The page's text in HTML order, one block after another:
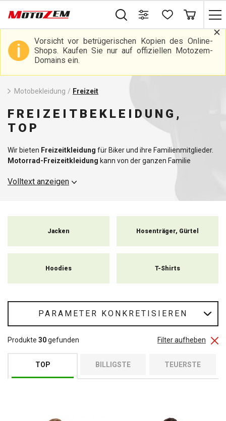
Vorsicht vor betrügerischen Kopien des Online-
Shops. Kaufen Sie nur auf offiziellen Motozem-
Domains ein.
Motobekleidung / Freizeit
FREIZEITBEKLEIDUNG,
TOP
Wir bieten Freizeitkleidung für Biker und ihre Familienmitglieder.
Motorrad-Freizeitkleidung kann von der ganzen Familie
Jacken, Unterwäsche, Socken,
beheizbare Kleidung, die im Winter ein Muss ist. Bei kälterem
Volltext anzeigen
Jacken Hosenträger, Gürtel
Hoodies T-Shirts
PARAMETER KONKRETISIEREN
Filter aufheben
Produkte 30gefunden
TOP BILLIGSTE TEUERSTE